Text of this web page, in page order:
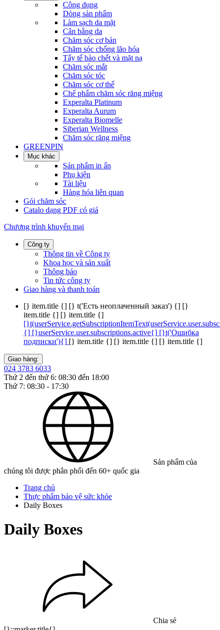
Công dụng
Dòng sản phẩm
Làm sạch da mặt
Cân bằng da
Chăm sóc cơ bản
Chăm sóc chống lão hóa
Tẩy tế bào chết và mặt nạ
Chăm sóc mắt
Chăm sóc tóc
Chăm sóc cơ thể
Chế phẩm chăm sóc răng miệng
Experalta Platinum
Experalta Aurum
Experalta Biomelle
Siberian Wellness
Chăm sóc răng miệng
GREENPIN
Mục khác
Sản phẩm in ấn
Phụ kiện
Tài liệu
Hàng hóa liên quan
Gói chăm sóc
Catalo dạng PDF có giá
Chương trình khuyến mại
Công ty
Thông tin về Công ty
Khoa học và sản xuất
Thông báo
Tin tức công ty
Giao hàng và thanh toán
[} item.title {] [} t('Есть неоплаченный заказ') {] [}
item.title {] [} item.title {]
{] [}userService.user.subscriptions.active{] [}t('Ошибка
подписки'){] [} item.title {] [} item.title {] [} item.title {]
Giao hàng:
024 3783 6033
Thứ 2 đến thứ 6: 08:30 đến 18:00
Thứ 7: 08:30 - 17:30
Sản phẩm của
chúng tôi được phân phối đến 60+ quốc gia
Trang chủ
Thực phẩm bảo vệ sức khỏe
Daily Boxes
Daily Boxes
Chia sẻ